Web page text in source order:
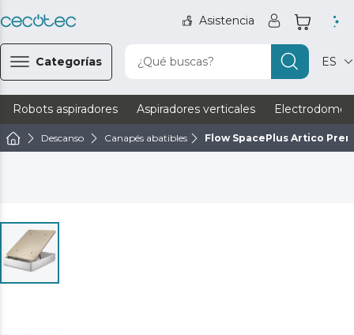
Asistencia
Categorías ¿Qué buscas? ES
Robots aspiradores Aspiradores verticales
Descanso Canapés abatibles Flow SpacePlus Artico